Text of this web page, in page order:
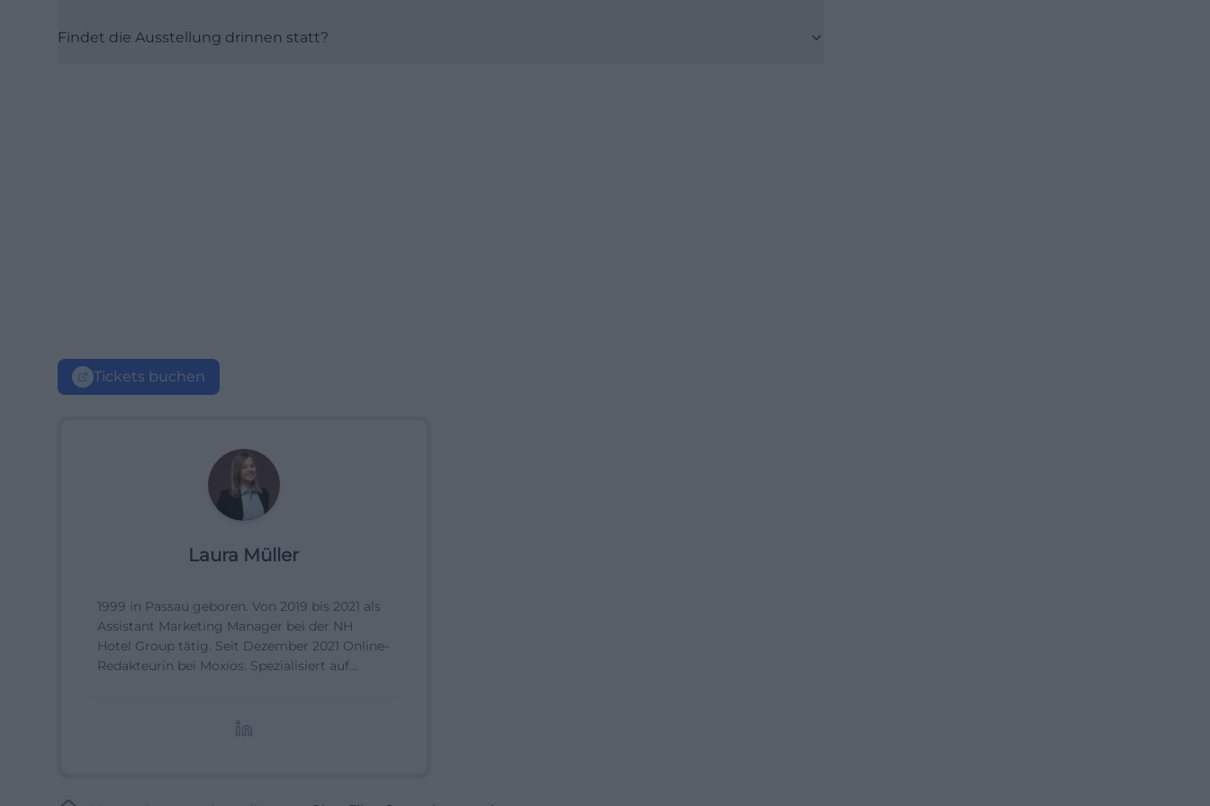
Findet die Ausstellung drinnen statt?
Tickets buchen
Laura Müller
1999 in Passau geboren. Von 2019 bis 2021 als
Assistant Marketing Manager bei der NH
Hotel Group tätig. Seit Dezember 2021 Online-
Redakteurin bei Moxios. Spezialisiert auf